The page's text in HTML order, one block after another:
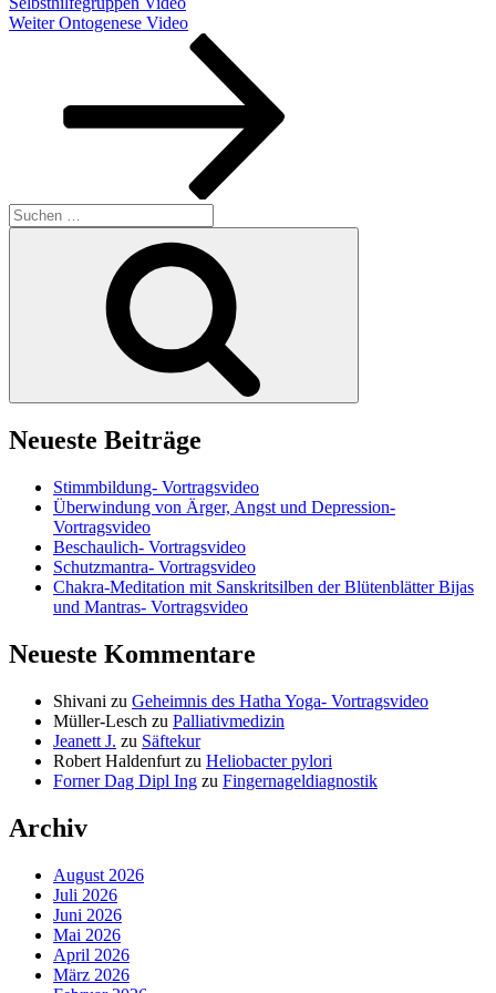
Nächster
Weiter Ontogenese Video
Suchen
nach:
Neueste Beiträge
Stimmbildung- Vortragsvideo
Überwindung von Ärger, Angst und Depression-
Vortragsvideo
Beschaulich- Vortragsvideo
Schutzmantra- Vortragsvideo
Chakra-Meditation mit Sanskritsilben der Blütenblätter Bijas
und Mantras- Vortragsvideo
Neueste Kommentare
Shivani zu Geheimnis des Hatha Yoga- Vortragsvideo
Müller-Lesch zu Palliativmedizin
Jeanett J. zu Säftekur
Robert Haldenfurt zu Heliobacter pylori
Forner Dag Dipl Ing zu Fingernageldiagnostik
Archiv
August 2026
Juli 2026
Juni 2026
Mai 2026
April 2026
März 2026